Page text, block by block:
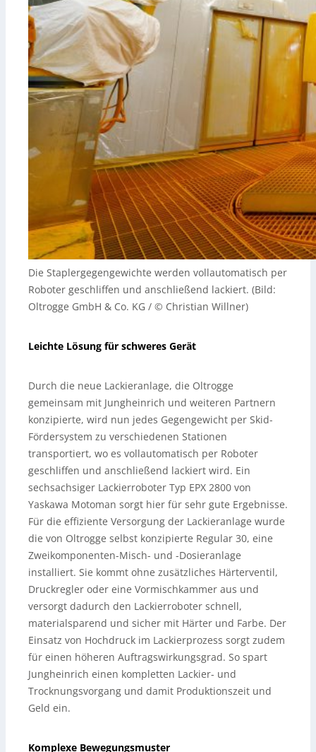
Die Staplergegengewichte werden vollautomatisch per
Roboter geschliffen und anschließend lackiert. (Bild:
Oltrogge GmbH & Co. KG / © Christian Willner)
Leichte Lösung für schweres Gerät
Durch die neue Lackieranlage, die Oltrogge
gemeinsam mit Jungheinrich und weiteren Partnern
konzipierte, wird nun jedes Gegengewicht per Skid-
Fördersystem zu verschiedenen Stationen
transportiert, wo es vollautomatisch per Roboter
geschliffen und anschließend lackiert wird. Ein
sechsachsiger Lackierroboter Typ EPX 2800 von
Yaskawa Motoman sorgt hier für sehr gute Ergebnisse.
Für die effiziente Versorgung der Lackieranlage wurde
die von Oltrogge selbst konzipierte Regular 30, eine
Zweikomponenten-Misch- und -Dosieranlage
installiert. Sie kommt ohne zusätzliches Härterventil,
Druckregler oder eine Vormischkammer aus und
versorgt dadurch den Lackierroboter schnell,
materialsparend und sicher mit Härter und Farbe. Der
Einsatz von Hochdruck im Lackierprozess sorgt zudem
für einen höheren Auftragswirkungsgrad. So spart
Jungheinrich einen kompletten Lackier- und
Trocknungsvorgang und damit Produktionszeit und
Geld ein.
Komplexe Bewegungsmuster